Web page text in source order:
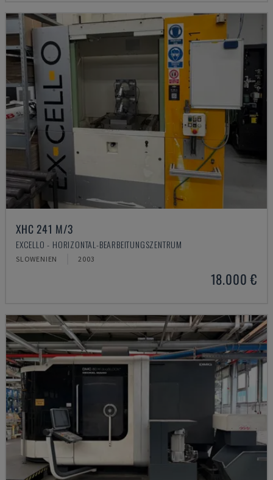
XHC 241 M/3
EXCELLO - HORIZONTAL-BEARBEITUNGSZENTRUM
SLOWENIEN 2003
18.000 €